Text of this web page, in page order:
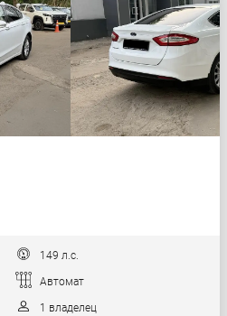
149 л.с.
Автомат
1 владелец